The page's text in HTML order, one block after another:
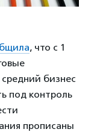
, что с 1
бизнес
под контроль
прописаны